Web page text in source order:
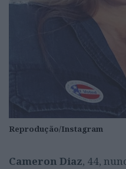
Reprodução/Instagram
Cameron Diaz, 44,